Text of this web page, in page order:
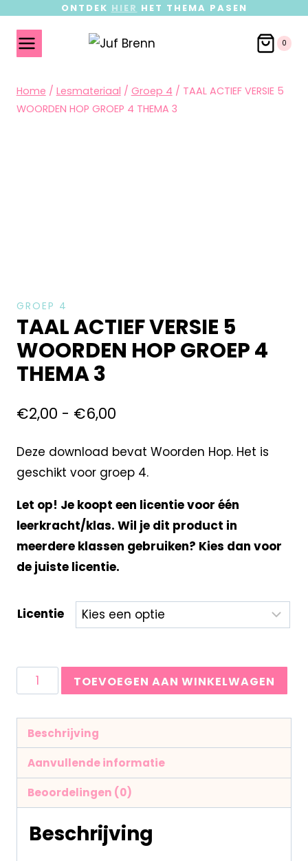
ONTDEK HIER HET THEMA PASEN
0
Home / Lesmateriaal / Groep 4 / TAAL ACTIEF VERSIE 5
WOORDEN HOP GROEP 4 THEMA 3
GROEP 4
TAAL ACTIEF VERSIE 5
WOORDEN HOP GROEP 4
THEMA 3
€2,00 - €6,00
Deze download bevat Woorden Hop. Het is
geschikt voor groep 4.
Let op! Je koopt een licentie voor één
leerkracht/klas. Wil je dit product in
meerdere klassen gebruiken? Kies dan voor
de juiste licentie.
Licentie
TOEVOEGEN AAN WINKELWAGEN
Beschrijving
Aanvullende informatie
Beoordelingen (0)
Beschrijving